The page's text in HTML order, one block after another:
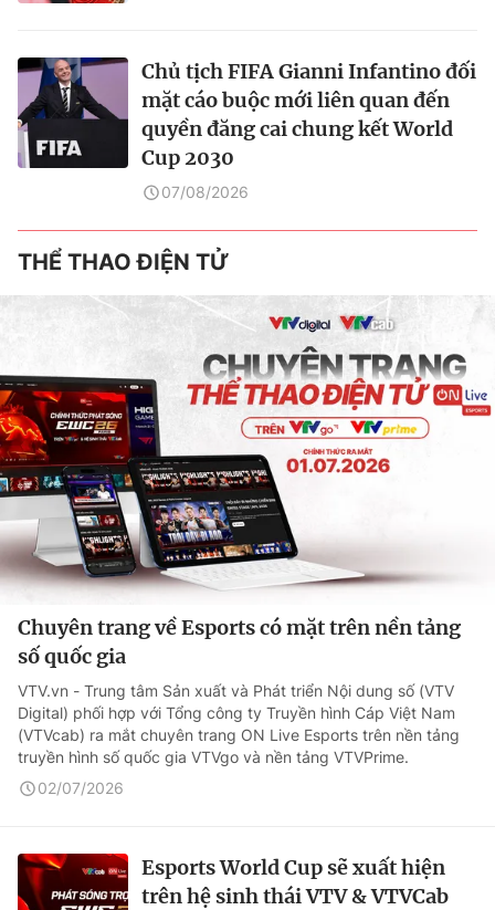
Chủ tịch FIFA Gianni Infantino đối
mặt cáo buộc mới liên quan đến
quyền đăng cai chung kết World
Cup 2030
07/08/2026
THỂ THAO ĐIỆN TỬ
Chuyên trang về Esports có mặt trên nền tảng
số quốc gia
VTV.vn - Trung tâm Sản xuất và Phát triển Nội dung số (VTV
Digital) phối hợp với Tổng công ty Truyền hình Cáp Việt Nam
(VTVcab) ra mắt chuyên trang ON Live Esports trên nền tảng
truyền hình số quốc gia VTVgo và nền tảng VTVPrime.
02/07/2026
Esports World Cup sẽ xuất hiện
trên hệ sinh thái VTV & VTVCab